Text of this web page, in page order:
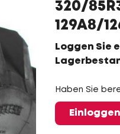
320/
129A8/
Loggen Sie
Haben Sie
Einloggen